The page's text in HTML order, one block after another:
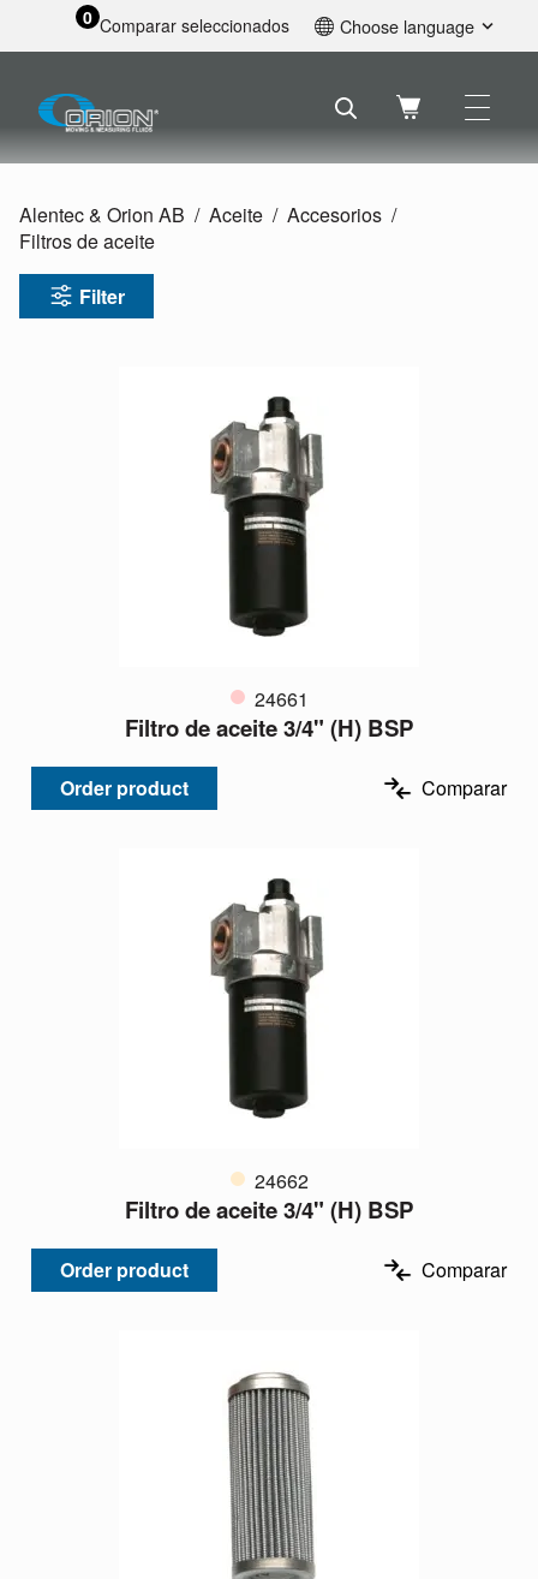
0 Comparar seleccionados Choose language
Svenska
Nederlands
Deutsch
Alentec & Orion AB Aceite
Accesorios
Filtros de aceite
Filter
24661
Filtro de aceite 3/4" (H) BSP
Order product Comparar
24662
Filtro de aceite 3/4" (H) BSP
Order product Comparar